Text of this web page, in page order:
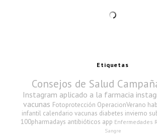
Etiquetas
Consejos de Salud
Instagram aplicado a la farmacia
vacunas Fotoprotección OperacionVerano
infantil calendario vacunas diabetes invierno
100pharmadays antibióticos app Enfermedades
Sangre